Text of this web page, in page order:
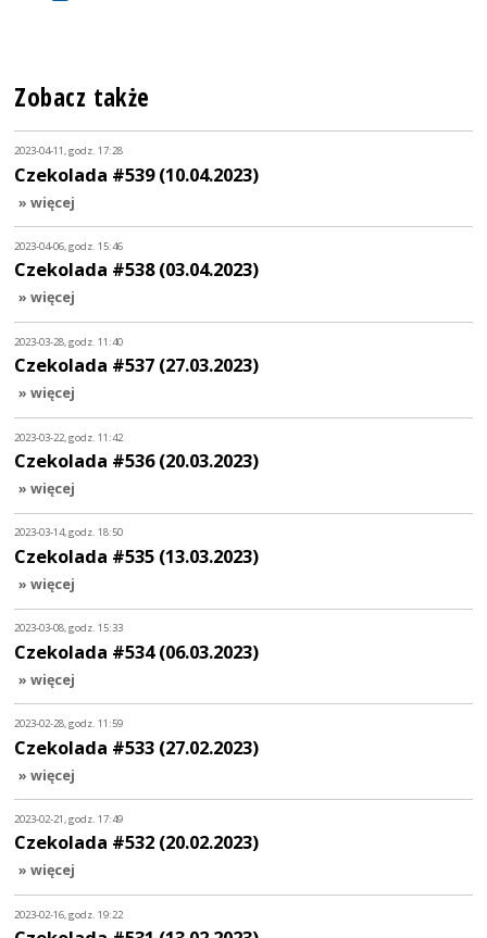
Zobacz także
2023-04-11, godz. 17:28
Czekolada #539 (10.04.2023)
» więcej
2023-04-06, godz. 15:46
Czekolada #538 (03.04.2023)
» więcej
2023-03-28, godz. 11:40
Czekolada #537 (27.03.2023)
» więcej
2023-03-22, godz. 11:42
Czekolada #536 (20.03.2023)
» więcej
2023-03-14, godz. 18:50
Czekolada #535 (13.03.2023)
» więcej
2023-03-08, godz. 15:33
Czekolada #534 (06.03.2023)
» więcej
2023-02-28, godz. 11:59
Czekolada #533 (27.02.2023)
» więcej
2023-02-21, godz. 17:49
Czekolada #532 (20.02.2023)
» więcej
2023-02-16, godz. 19:22